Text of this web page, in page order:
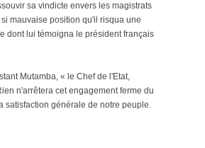
sa vindicte envers les magistrats
mauvaise position qu'il risqua une
dont lui témoigna le président français
Mutamba, « le Chef de l'Etat,
n'arrêtera cet engagement ferme du
satisfaction générale de notre peuple.